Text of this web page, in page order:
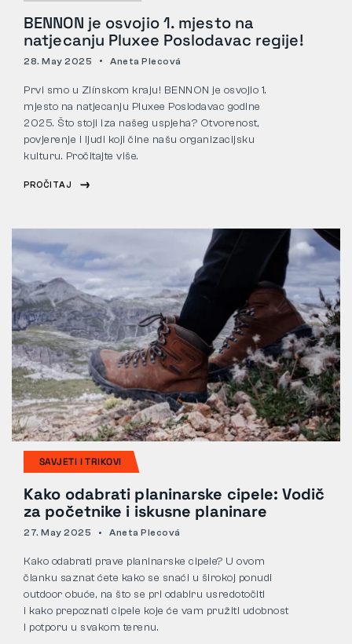
BENNON je osvojio 1. mjesto na
natjecanju Pluxee Poslodavac regije!
28. May 2025 Aneta Plecová
Prvi smo u Zlínskom kraju! BENNON je osvojio 1.
mjesto na natjecanju Pluxee Poslodavac godine
2025. Što stoji iza našeg uspjeha? Otvorenost,
povjerenje i ljudi koji čine našu organizacijsku
kulturu. Pročitajte više.
PROČITAJ
SAVJETI I TRIKOVI
Kako odabrati planinarske cipele: Vodič
za početnike i iskusne planinare
27. May 2025 Aneta Plecová
Kako odabrati prave planinarske cipele? U ovom
članku saznat ćete kako se snaći u širokoj ponudi
outdoor obuće, na što se pri odabiru usredotočiti
i kako prepoznati cipele koje će vam pružiti udobnost
i potporu u svakom terenu.